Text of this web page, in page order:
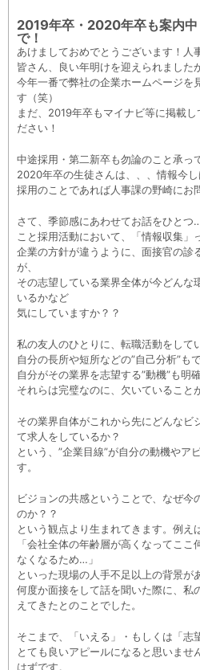
2019年卒・2020年卒も案内中
で！
あけましておめでとうございます！人
皆さん、良い年明けを迎えられました
今年一番で弊社の企業ホームページを
す（笑）
まだ、2019年卒もマイナビ等に掲載
ださい！
中途採用・第二新卒も勿論のこと承っ
2020年卒の生徒さんは、、、情報今
採用のことであれば人事課の野崎にお
さて、季節感にあわせてお話をひとつ
こと採用活動において、「情報収集」
企業の方針が違うように、面接官の診
が、
その志望している業界全体が今どんな
いるかなど
気にしていますか？？
私の友人のひとりに、転職活動をして
自分の長所や短所などの”自己分析”も
自分がその業界を志望する”動機”も明確
それらは完璧なのに、欠いていること
その業界自体がこれから先にどんなビ
て求人をしているか？
という、”企業目線”が自分の動機やア
す。
ビジョンの共感ということで、なぜ今
のか？？
という観点より生まれてきます。例え
「会社全体の年齢層が高くなってこ
なくなるため…」
といった現場の人手不足以上の背景が
何度か面接をして話を聞いた際に、私
えてきたとのことでした。
そこまで、「いえる」・もしくは「志
とても良いアピールになると思いませ
はずです。